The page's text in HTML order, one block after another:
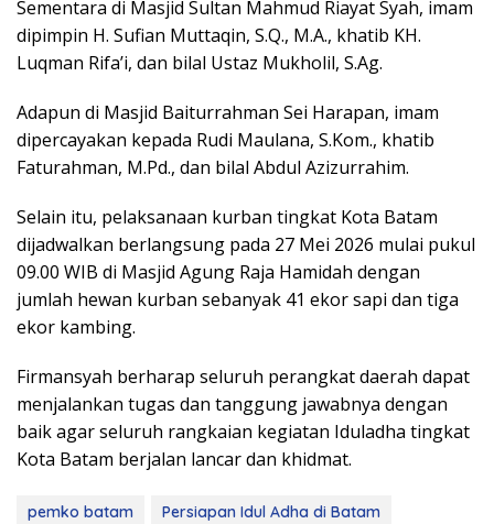
Sementara di Masjid Sultan Mahmud Riayat Syah, imam
dipimpin H. Sufian Muttaqin, S.Q., M.A., khatib KH.
Luqman Rifa’i, dan bilal Ustaz Mukholil, S.Ag.
Adapun di Masjid Baiturrahman Sei Harapan, imam
dipercayakan kepada Rudi Maulana, S.Kom., khatib
Faturahman, M.Pd., dan bilal Abdul Azizurrahim.
Selain itu, pelaksanaan kurban tingkat Kota Batam
dijadwalkan berlangsung pada 27 Mei 2026 mulai pukul
09.00 WIB di Masjid Agung Raja Hamidah dengan
jumlah hewan kurban sebanyak 41 ekor sapi dan tiga
ekor kambing.
Firmansyah berharap seluruh perangkat daerah dapat
menjalankan tugas dan tanggung jawabnya dengan
baik agar seluruh rangkaian kegiatan Iduladha tingkat
Kota Batam berjalan lancar dan khidmat.
pemko batam Persiapan Idul Adha di Batam